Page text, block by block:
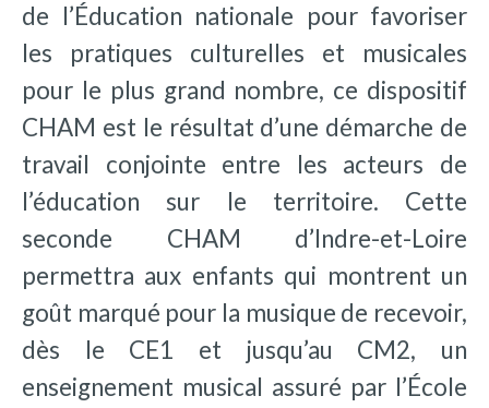
de l’Éducation nationale pour favoriser
les pratiques culturelles et musicales
pour le plus grand nombre, ce dispositif
CHAM est le résultat d’une démarche de
travail conjointe entre les acteurs de
l’éducation sur le territoire. Cette
seconde CHAM d’Indre-et-Loire
permettra aux enfants qui montrent un
goût marqué pour la musique de recevoir,
dès le CE1 et jusqu’au CM2, un
enseignement musical assuré par l’École